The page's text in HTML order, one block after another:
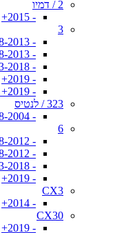
2 / דמיו
- 2015+
3
- 2008-2013
- 2008-2013 (הצ'בק)
- 2013-2018
- 2019+
- 2019+ (הצ'בק)
323 / לנטיס
- 1998-2004
6
- 2008-2012
- 2008-2012 (5 דלתות)
- 2013-2018
- 2019+
CX3
- 2014+
CX30
- 2019+